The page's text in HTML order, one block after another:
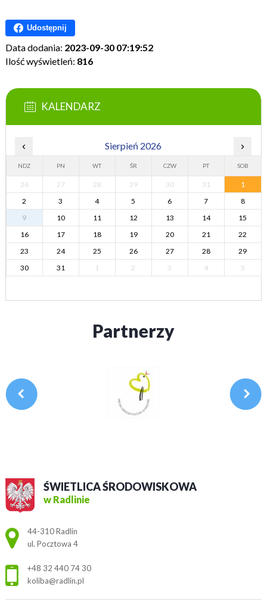
Udostępnij
Data dodania: 2023-09-30 07:19:52
Ilość wyświetleń: 816
KALENDARZ
‹ Sierpień 2026 ›
NDZ PN WT ŚR CZW PT SOB
26 27 28 29 30 31
1
2
3 4 5 6 7
8
9
10 11 12 13 14
15
16
17 18 19 20 21
22
23
24 25 26 27 28
29
30
31 1 2 3 4 5
Partnerzy
ŚWIETLICA ŚRODOWISKOWA
w Radlinie
Adres pocztowy:
44-310 Radlin
ul. Pocztowa 4
+48 32 440 74 30
koliba@radlin.pl